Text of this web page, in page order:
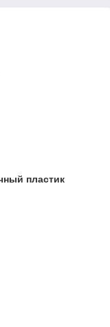
пластик